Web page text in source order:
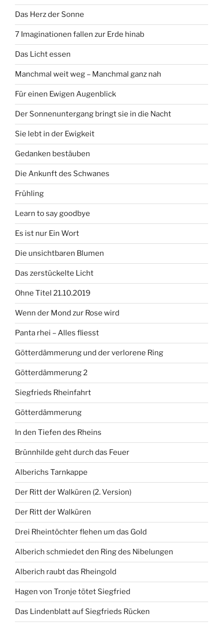
Das Herz der Sonne
7 Imaginationen fallen zur Erde hinab
Das Licht essen
Manchmal weit weg – Manchmal ganz nah
Für einen Ewigen Augenblick
Der Sonnenuntergang bringt sie in die Nacht
Sie lebt in der Ewigkeit
Gedanken bestäuben
Die Ankunft des Schwanes
Frühling
Learn to say goodbye
Es ist nur Ein Wort
Die unsichtbaren Blumen
Das zerstückelte Licht
Ohne Titel 21.10.2019
Wenn der Mond zur Rose wird
Panta rhei – Alles fliesst
Götterdämmerung und der verlorene Ring
Götterdämmerung 2
Siegfrieds Rheinfahrt
Götterdämmerung
In den Tiefen des Rheins
Brünnhilde geht durch das Feuer
Alberichs Tarnkappe
Der Ritt der Walküren (2. Version)
Der Ritt der Walküren
Drei Rheintöchter flehen um das Gold
Alberich schmiedet den Ring des Nibelungen
Alberich raubt das Rheingold
Hagen von Tronje tötet Siegfried
Das Lindenblatt auf Siegfrieds Rücken